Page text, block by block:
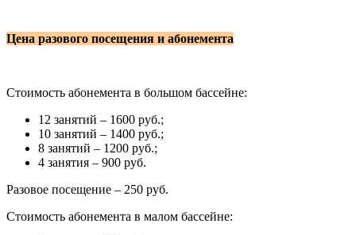
Цена разового посещения и абонемента
Стоимость абонемента в большом бассейне:
12 занятий – 1600 руб.;
10 занятий – 1400 руб.;
8 занятий – 1200 руб.;
4 занятия – 900 руб.
Разовое посещение – 250 руб.
Стоимость абонемента в малом бассейне: